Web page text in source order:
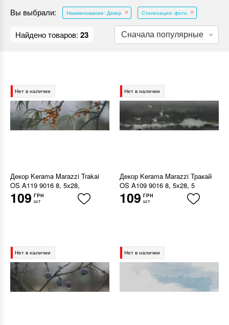
Вы выбрали: Наименование: Декор Стилизация: фото
Найдено товаров: 23
Нет в наличии
Декор Kerama Marazzi Trakai
OS A119 9016 8, 5х28,
109 ГРН
шт
Нет в наличии
Декор Kerama Marazzi Тракай
OS A109 9016 8, 5х28, 5
109 ГРН
шт
Нет в наличии Нет в наличии